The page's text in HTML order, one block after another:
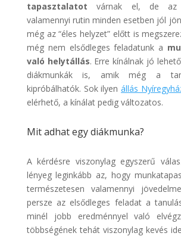
tapasztalatot
várnak el, de az
valamennyi rutin minden esetben jól
még az “éles helyzet” előtt is
még nem elsődleges feladatunk a
való helytállás. Erre kínálnak jó
diákmunkák is, amik még a
kipróbálhatók. Sok ilyen állás
elérhető, a kínálat pedig változatos.
Mit adhat egy diákmunka?
A kérdésre viszonylag egyszerű
lényeg leginkább az, hogy
természetesen valamennyi
persze az elsődleges feladat a
minél jobb eredménnyel való
többségének tehát viszonylag kevés